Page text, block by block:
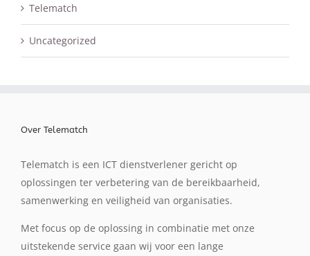
Telematch
Uncategorized
Over Telematch
Telematch is een ICT dienstverlener gericht op
oplossingen ter verbetering van de bereikbaarheid,
samenwerking en veiligheid van organisaties.
Met focus op de oplossing in combinatie met onze
uitstekende service gaan wij voor een lange